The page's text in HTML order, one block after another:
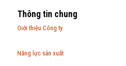
Thông tin chung
Giới thiệu Công ty
Năng lực sản xuất